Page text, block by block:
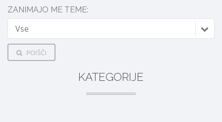
ZANIMAJO ME TEME:
Vse
POIŠČI
KATEGORIJE